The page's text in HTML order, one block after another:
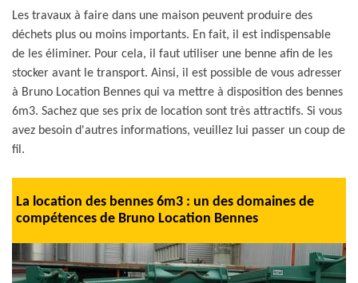
Les travaux à faire dans une maison peuvent produire des
déchets plus ou moins importants. En fait, il est indispensable
de les éliminer. Pour cela, il faut utiliser une benne afin de les
stocker avant le transport. Ainsi, il est possible de vous adresser
à Bruno Location Bennes qui va mettre à disposition des bennes
6m3. Sachez que ses prix de location sont très attractifs. Si vous
avez besoin d'autres informations, veuillez lui passer un coup de
fil.
La location des bennes 6m3 : un des domaines de
compétences de Bruno Location Bennes